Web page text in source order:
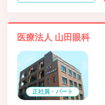
医療法人 山田眼科
正社員・パート